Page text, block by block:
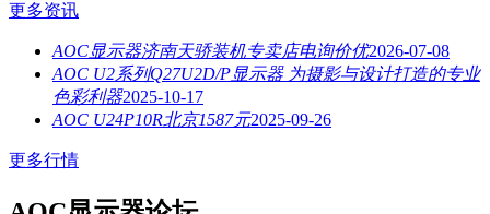
更多资讯
AOC显示器济南天骄装机专卖店电询价优2026-07-08
AOC U2系列Q27U2D/P显示器 为摄影与设计打造的专业
色彩利器2025-10-17
AOC U24P10R北京1587元2025-09-26
更多行情